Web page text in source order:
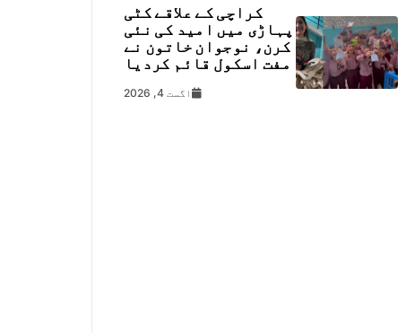
کراچی کے علاقے کٹی
پہاڑی میں امید کی نئی
کرن، نوجوان خاتون نے
مفت اسکول قائم کردیا
اگست 4, 2026